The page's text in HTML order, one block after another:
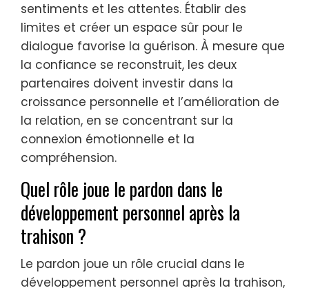
sentiments et les attentes. Établir des
limites et créer un espace sûr pour le
dialogue favorise la guérison. À mesure que
la confiance se reconstruit, les deux
partenaires doivent investir dans la
croissance personnelle et l’amélioration de
la relation, en se concentrant sur la
connexion émotionnelle et la
compréhension.
Quel rôle joue le pardon dans le
développement personnel après la
trahison ?
Le pardon joue un rôle crucial dans le
développement personnel après la trahison,